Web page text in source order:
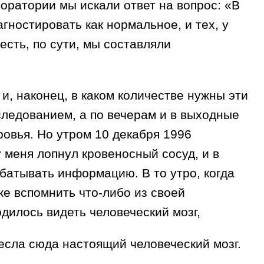
мы искали ответ на вопрос: «В
как нормальное, и тех, у
по сути, мы составляли
наконец, в каком количестве нужны эти
а по вечерам и в выходные
Но утром 10 декабря 1996
лопнул кровеносный сосуд, и в
информацию. В то утро, когда
вспомнить что-либо из своей
видеть человеческий мозг,
сюда настоящий человеческий мозг.